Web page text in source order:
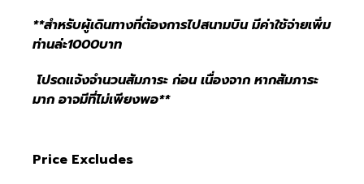
**สำหรับผู้เดินทางที่ต้องการไปสนามบิน มีค่าใช้จ่ายเพิ่ม
ท่านล่ะ1000บาท
โปรดแจ้งจำนวนสัมภาระ ก่อน เนื่องจาก หากสัมภาระ
มาก อาจมีที่ไม่เพียงพอ**
Price Excludes